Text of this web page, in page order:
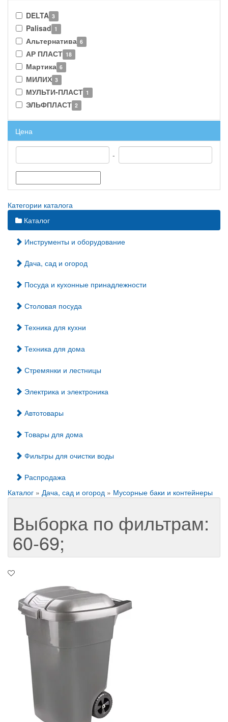
DELTA 3
Palisad 1
Альтернатива 6
АР ПЛАСТ 18
Мартика 6
МИЛИХ 3
МУЛЬТИ-ПЛАСТ 1
ЭЛЬФПЛАСТ 2
Цена
-
Категории каталога
Каталог
Инструменты и оборудование
Дача, сад и огород
Посуда и кухонные принадлежности
Столовая посуда
Техника для кухни
Техника для дома
Стремянки и лестницы
Электрика и электроника
Автотовары
Товары для дома
Фильтры для очистки воды
Распродажа
Каталог » Дача, сад и огород » Мусорные баки и контейнеры
Выборка по фильтрам:
60-69;